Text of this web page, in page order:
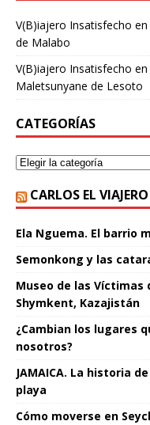
V(B)iajero Insatisfecho en
de Malabo
V(B)iajero Insatisfecho en
Maletsunyane de Lesoto
CATEGORÍAS
CARLOS EL VIAJERO
Ela Nguema. El barrio
Semonkong y las
Museo de las Víctimas
Shymkent, Kazajistán
¿Cambian los lugares
nosotros?
JAMAICA. La historia
playa
Cómo moverse en